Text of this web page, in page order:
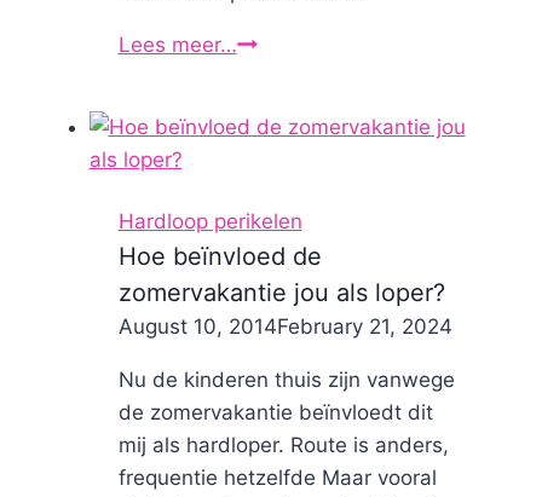
Lees meer…Draadloze
van
Hardloop perikelen
Hoe beïnvloed de
zomervakantie jou als loper?
ByNicole
August 10, 2014February 21, 2024
Nu de kinderen thuis zijn vanwege
de zomervakantie beïnvloedt dit
mij als hardloper. Route is anders,
frequentie hetzelfde Maar vooral